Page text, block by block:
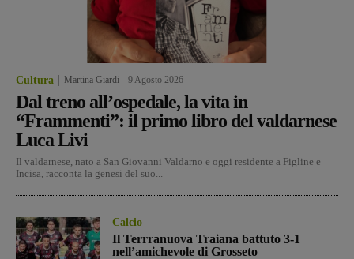
Cultura Martina Giardi 9 Agosto 2026
Dal treno all’ospedale, la vita in
“Frammenti”: il primo libro del valdarnese
Luca Livi
Il valdarnese, nato a San Giovanni Valdarno e oggi residente a Figline e
Incisa, racconta la genesi del suo...
Calcio
Il Terrranuova Traiana battuto 3-1
nell’amichevole di Grosseto